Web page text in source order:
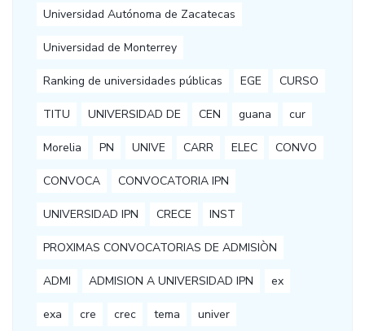
Universidad Autónoma de Zacatecas
Universidad de Monterrey
Ranking de universidades públicas EGE CURSO
TITU UNIVERSIDAD DE CEN guana cur
Morelia PN UNIVE CARR ELEC CONVO
CONVOCA CONVOCATORIA IPN
UNIVERSIDAD IPN CRECE INST
PROXIMAS CONVOCATORIAS DE ADMISIÒN
ADMI ADMISION A UNIVERSIDAD IPN ex
exa cre crec tema univer